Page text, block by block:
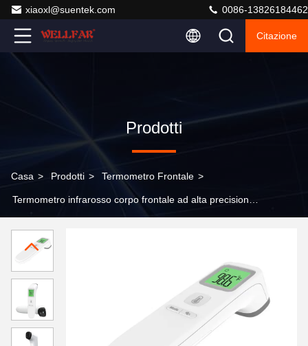
xiaoxl@suentek.com 0086-13826184462
Citazione
Prodotti
Casa > Prodotti > Termometro Frontale >
Termometro infrarosso corpo frontale ad alta precisione